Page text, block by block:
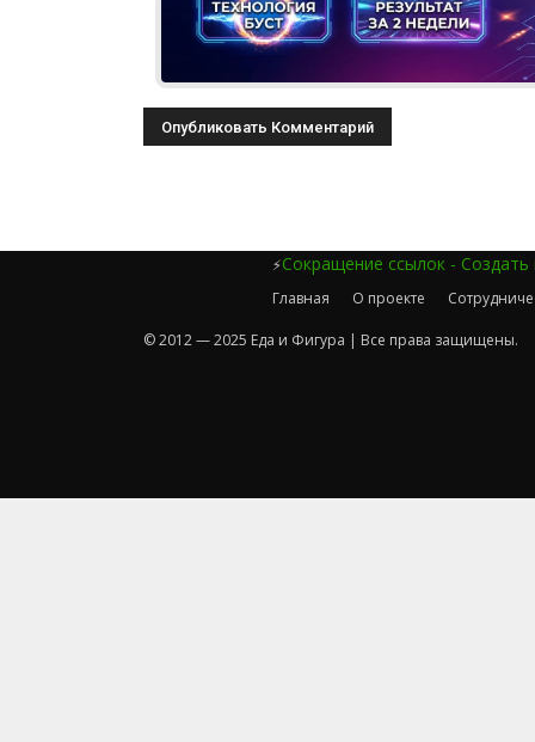
⚡Сокращение ссылок - Создать
Главная О проекте
© 2012 — 2025 Еда и Фигура | Все права защищены.